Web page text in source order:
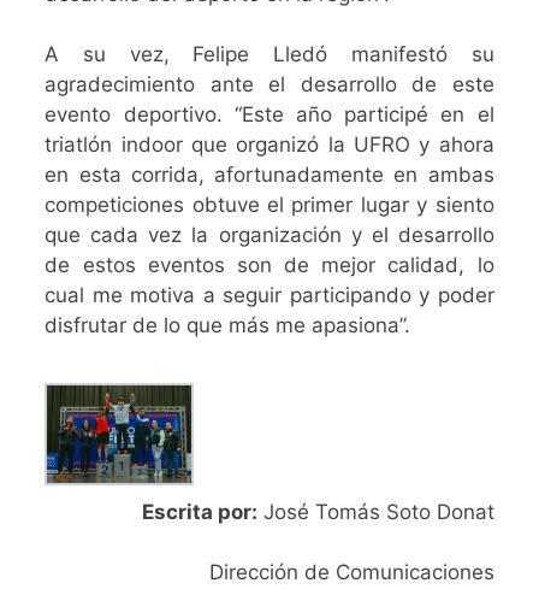
A su vez, Felipe Lledó manifestó su
agradecimiento ante el desarrollo de este
evento deportivo. “Este año participé en el
triatlón indoor que organizó la UFRO y ahora
en esta corrida, afortunadamente en ambas
competiciones obtuve el primer lugar y siento
que cada vez la organización y el desarrollo
de estos eventos son de mejor calidad, lo
cual me motiva a seguir participando y poder
disfrutar de lo que más me apasiona”.
Escrita por: José Tomás Soto Donat
Dirección de Comunicaciones